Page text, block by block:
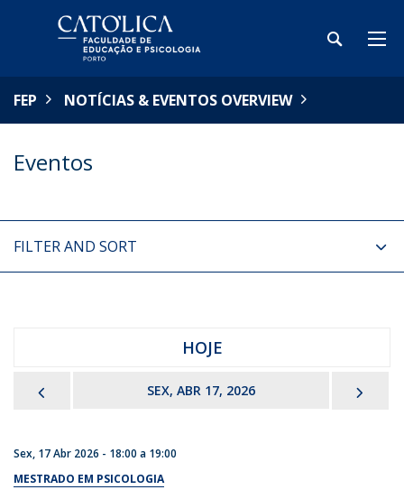
FEP NOTÍCIAS & EVENTOS OVERVIEW
Eventos
FILTER AND SORT
HOJE
SEX, ABR 17, 2026
Sex, 17 Abr 2026 - 18:00 a 19:00
MESTRADO EM PSICOLOGIA